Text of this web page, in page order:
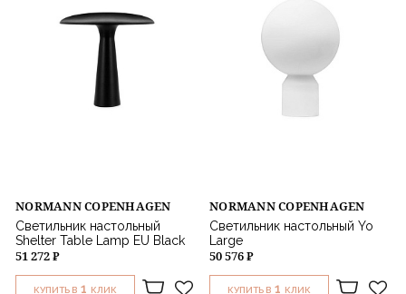
NORMANN COPENHAGEN
Светильник настольный
Shelter Table Lamp EU Black
51 272 ₽
КУПИТЬ В 1 КЛИК
NORMANN COPENHAGEN
Светильник настольный Yo
Large
50 576 ₽
КУПИТЬ В 1 КЛИК